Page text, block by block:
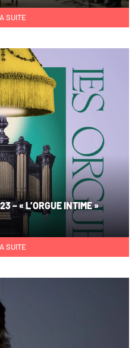
SUITE
– « L’ORGUE INTIME »
SUITE